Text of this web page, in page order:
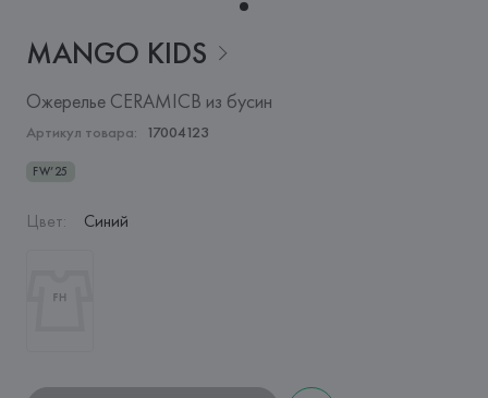
MANGO KIDS
Ожерелье CERAMICB из бусин
Артикул товара: 17004123
FW’25
Цвет: Синий